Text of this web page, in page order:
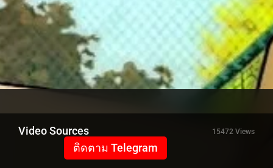
Video Sources 15472 Views
ติดตาม Telegram